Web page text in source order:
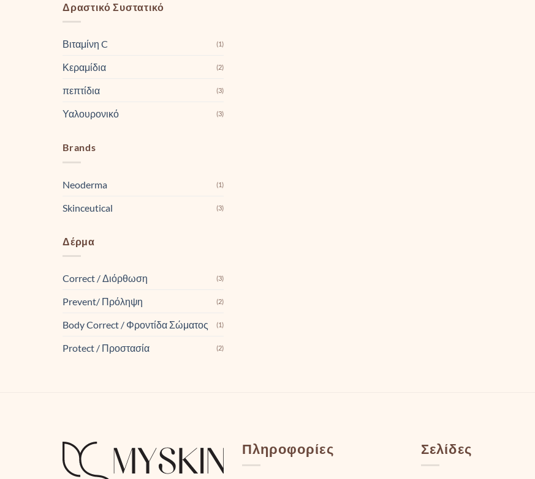
Δραστικό Συστατικό
Βιταμίνη C (1)
Κεραμίδια (2)
πεπτίδια (3)
Υαλουρονικό (3)
Brands
Neoderma (1)
Skinceutical (3)
Δέρμα
Correct / Διόρθωση (3)
Prevent/ Πρόληψη (2)
Body Correct / Φροντίδα Σώματος (1)
Protect / Προστασία (2)
Πληροφορίες Σελίδες